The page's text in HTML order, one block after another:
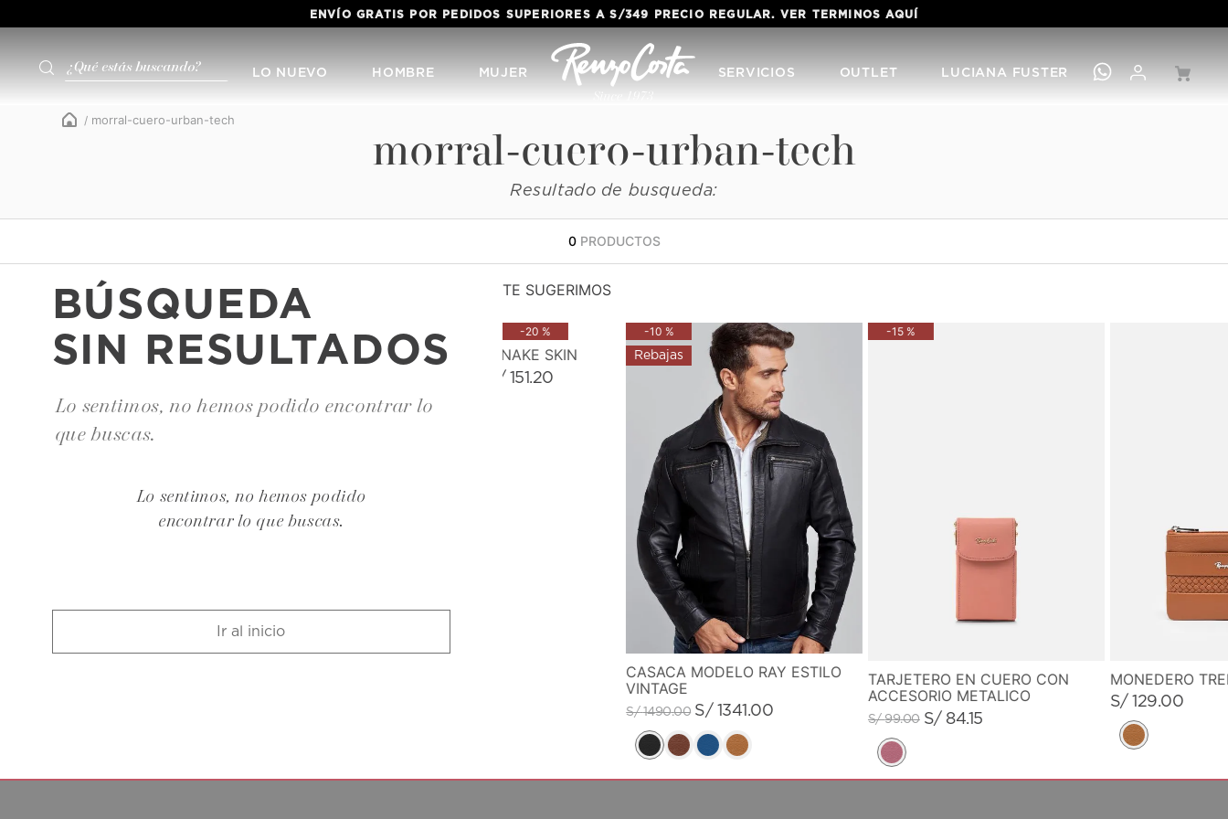
ENVÍO GRATIS POR PEDIDOS SUPERIORES A S/349 PRECIO REGULAR. VER TERMINOSAQUÍ
LO NUEVO HOMBRE MUJER SERVICIOS OUTLET LUCIANA FUSTER
morral-cuero-urban-tech
morral-cuero-urban-tech
Resultado de busqueda:
0 PRODUCTOS
BÚSQUEDA
SIN RESULTADOS
Lo sentimos, no hemos podido encontrar lo
que buscas.
Lo sentimos, no hemos podido
encontrar lo que buscas.
Ir al inicio
TE SUGERIMOS
-20 %
CORREA SNAKE SKIN
S/ 151.20
-10 %
CASACA MODELO RAY ESTILO
VINTAGE
S/ 1490.00 S/ 1341 .00
-15 %
TARJETERO EN CUERO CON
ACCESORIO METALICO
S/ 99.00 S/ 84.15
MONEDERO
S/ 129.00